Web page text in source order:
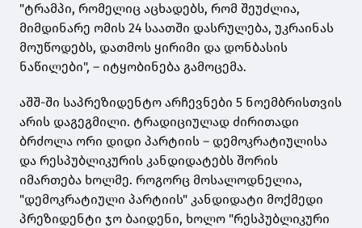
"ტრამპი, რომელიც აცხადებს, რომ შეუძლია,
მიმდინარე ომის 24 საათში დასრულება, უკრაინას
მოუწოდებს, დათმოს ყირიმი და დონბასის
ნაწილები", – იტყობინება გამოცემა.
აშშ-ში საპრეზიდენტო არჩევნები 5 ნოემბრისთვის
არის დაგეგმილი. ტრადიციულად ძირითადი
ბრძოლა ორი დიდი პარტიის – დემოკრატიულისა
და რესპუბლიკურის კანდიდატებს შორის
იმართება ხოლმე. როგორც მოსალოდნელია,
"დემოკრატიული პარტიის" კანდიდატი მოქმედი
პრეზიდენტი ჯო ბაიდენი, ხოლო "რესპუბლიკური